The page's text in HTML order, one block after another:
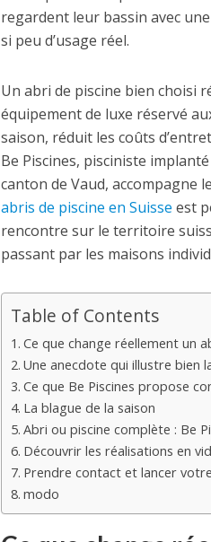
regardent leur bassin avec
si peu d’usage réel.
Un abri de piscine bien choisi
équipement de luxe réservé
saison, réduit les coûts
Be Piscines, pisciniste
canton de Vaud, accompagne
abris de piscine en Suisse est
rencontre sur le territoire
passant par les maisons
Table of Contents
Ce que change réellement un
Une anecdote qui illustre bien
Ce que Be Piscines propose
La blague de la saison
Abri ou piscine complète : Be
Découvrir les réalisations en
Prendre contact et lancer
modo